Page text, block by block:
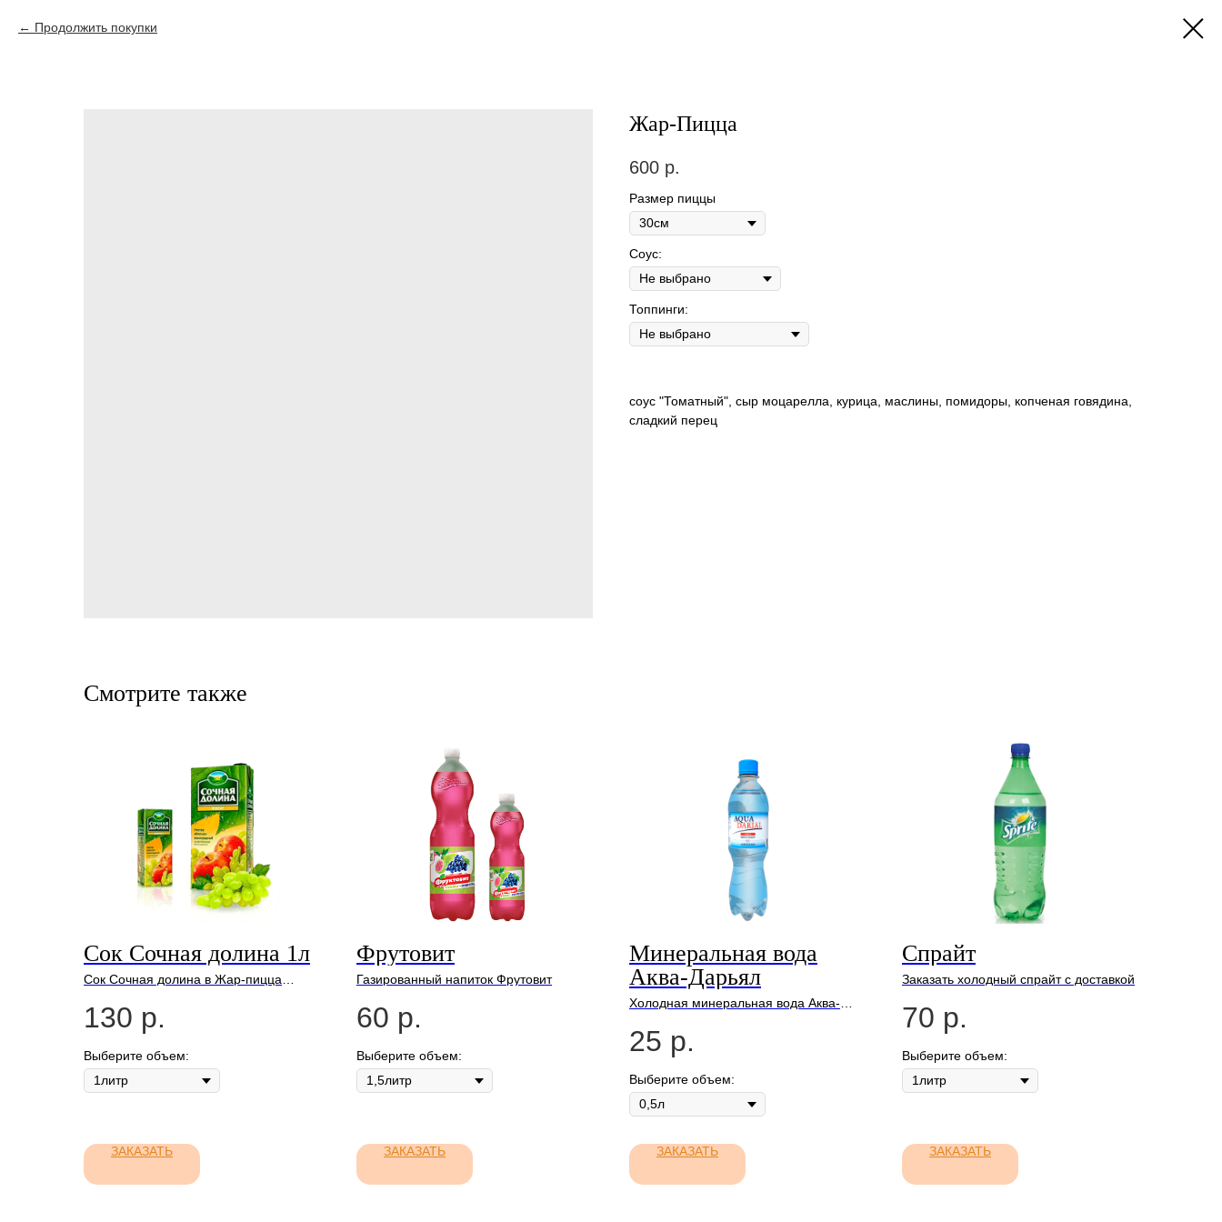
Продолжить покупки
Жар-Пицца
600 р.
Размер пиццы
Соус:
Топпинги:
соус "Томатный", сыр моцарелла, курица, маслины, помидоры, копченая говядина,
сладкий перец
Смотрите также
Сок Сочная долина 1л
Сок Сочная долина в Жар-пицца
130 р.
Выберите объем:
ЗАКАЗАТЬ
Фрутовит
Газированный напиток Фрутовит
60 р.
Выберите объем:
ЗАКАЗАТЬ
Минеральная вода
Аква-Дарьял
Холодная минеральная вода Аква-
25 р.
Выберите объем:
ЗАКАЗАТЬ
Спрайт
Заказать холодный спрайт c доставкой
70 р.
Выберите объем:
ЗАКАЗАТЬ